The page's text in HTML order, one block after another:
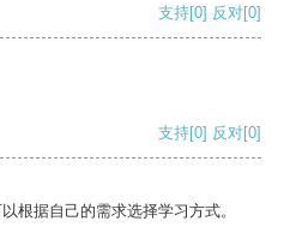
支持[0] 反对[0]
支持[0] 反对[0]
根据自己的需求选择学习方式。